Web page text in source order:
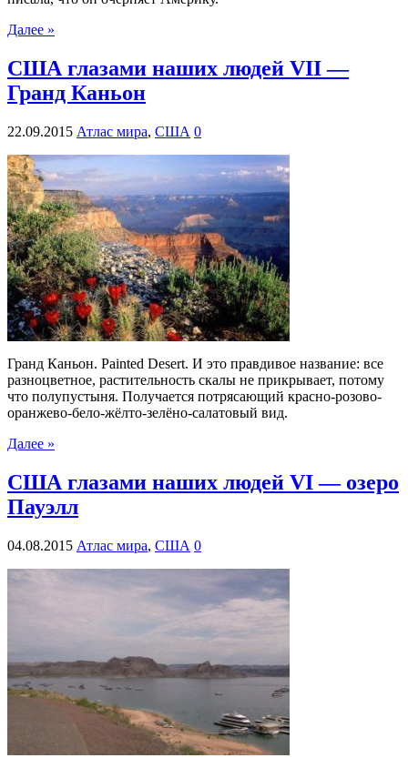
Далее »
США глазами наших людей VІI —
Гранд Каньон
22.09.2015 Атлас мира, США 0
Гранд Каньон. Painted Desert. И это правдивое название: все
разноцветное, растительность скалы не прикрывает, потому
что полупустыня. Получается потрясающий красно-розово-
оранжево-бело-жёлто-зелёно-салатовый вид.
Далее »
США глазами наших людей VІ — озеро
Пауэлл
04.08.2015 Атлас мира, США 0